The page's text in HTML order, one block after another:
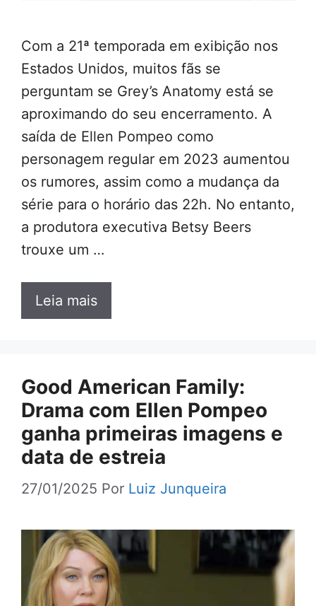
Com a 21ª temporada em exibição nos
Estados Unidos, muitos fãs se
perguntam se Grey’s Anatomy está se
aproximando do seu encerramento. A
saída de Ellen Pompeo como
personagem regular em 2023 aumentou
os rumores, assim como a mudança da
série para o horário das 22h. No entanto,
a produtora executiva Betsy Beers
trouxe um …
Leia mais
Good American Family:
Drama com Ellen Pompeo
ganha primeiras imagens e
data de estreia
27/01/2025 Por Luiz Junqueira